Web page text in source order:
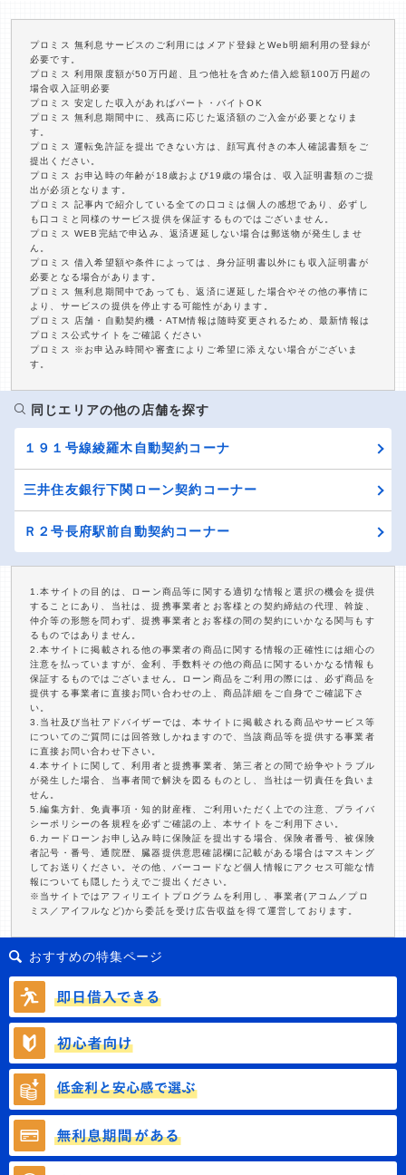
プロミス 無利息サービスのご利用にはメアド登録とWeb明細利用の登録が
必要です。
プロミス 利用限度額が50万円超、且つ他社を含めた借入総額100万円超の
場合収入証明必要
プロミス 安定した収入があればパート・バイトOK
プロミス 無利息期間中に、残高に応じた返済額のご入金が必要となりま
す。
プロミス 運転免許証を提出できない方は、顔写真付きの本人確認書類をご
提出ください。
プロミス お申込時の年齢が18歳および19歳の場合は、収入証明書類のご提
出が必須となります。
プロミス 記事内で紹介している全ての口コミは個人の感想であり、必ずし
も口コミと同様のサービス提供を保証するものではございません。
プロミス WEB完結で申込み、返済遅延しない場合は郵送物が発生しませ
ん。
プロミス 借入希望額や条件によっては、身分証明書以外にも収入証明書が
必要となる場合があります。
プロミス 無利息期間中であっても、返済に遅延した場合やその他の事情に
より、サービスの提供を停止する可能性があります。
プロミス 店舗・自動契約機・ATM情報は随時変更されるため、最新情報は
プロミス公式サイトをご確認ください
プロミス ※お申込み時間や審査によりご希望に添えない場合がございま
す。
同じエリアの他の店舗を探す
１９１号線綾羅木自動契約コーナ
三井住友銀行下関ローン契約コーナー
Ｒ２号長府駅前自動契約コーナー
1.本サイトの目的は、ローン商品等に関する適切な情報と選択の機会を提供
することにあり、当社は、提携事業者とお客様との契約締結の代理、斡旋、
仲介等の形態を問わず、提携事業者とお客様の間の契約にいかなる関与もす
るものではありません。
2.本サイトに掲載される他の事業者の商品に関する情報の正確性には細心の
注意を払っていますが、金利、手数料その他の商品に関するいかなる情報も
保証するものではございません。ローン商品をご利用の際には、必ず商品を
提供する事業者に直接お問い合わせの上、商品詳細をご自身でご確認下さ
い。
3.当社及び当社アドバイザーでは、本サイトに掲載される商品やサービス等
についてのご質問には回答致しかねますので、当該商品等を提供する事業者
に直接お問い合わせ下さい。
4.本サイトに関して、利用者と提携事業者、第三者との間で紛争やトラブル
が発生した場合、当事者間で解決を図るものとし、当社は一切責任を負いま
せん。
5.編集方針、免責事項・知的財産権、ご利用いただく上での注意、プライバ
シーポリシーの各規程を必ずご確認の上、本サイトをご利用下さい。
6.カードローンお申し込み時に保険証を提出する場合、保険者番号、被保険
者記号・番号、通院歴、臓器提供意思確認欄に記載がある場合はマスキング
してお送りください。その他、バーコードなど個人情報にアクセス可能な情
報についても隠したうえでご提出ください。
※当サイトではアフィリエイトプログラムを利用し、事業者(アコム／プロ
ミス／アイフルなど)から委託を受け広告収益を得て運営しております。
おすすめの特集ページ